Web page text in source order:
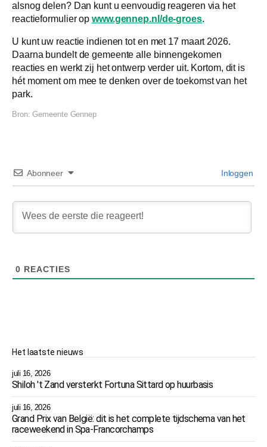
alsnog delen? Dan kunt u eenvoudig reageren via het
reactieformulier opwww.gennep.nl/de-groes.
U kunt uw reactie indienen tot en met 17 maart 2026.
Daarna bundelt de gemeente alle binnengekomen
reacties en werkt zij het ontwerp verder uit. Kortom, dit is
hét moment om mee te denken over de toekomst van het
park.
Bron:Gemeente Gennep
Abonneer Inloggen
0 REACTIES
Het laatste nieuws
juli 16, 2026
Shiloh 't Zand versterkt Fortuna Sittard op huurbasis
juli 16, 2026
Grand Prix van België: dit is het complete tijdschema van het
raceweekend in Spa-Francorchamps